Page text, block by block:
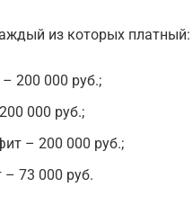
из которых платный:
200 000 руб.;
000 руб.;
– 200 000 руб.;
73 000 руб.